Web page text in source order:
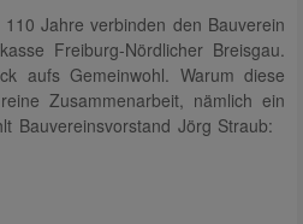
Jahre verbinden den Bauverein
Freiburg-Nördlicher Breisgau.
aufs Gemeinwohl. Warum diese
Zusammenarbeit, nämlich ein
Bauvereinsvorstand Jörg Straub: